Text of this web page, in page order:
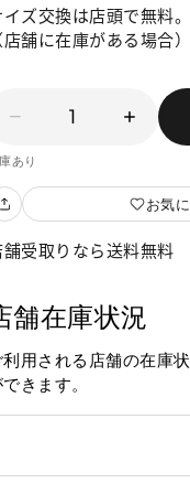
ズ交換は店頭で無料。
舗に在庫がある場合）
1
あり
お気
舗受取りなら送料無料
舗在庫状況
利用される店舗の在庫
きます。